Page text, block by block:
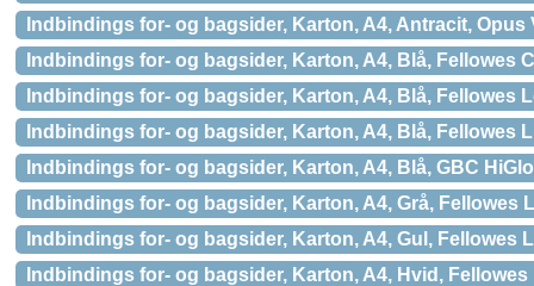
Indbindings for- og bagsider, Karton, A4, Antracit, Opus
Indbindings for- og bagsider, Karton, A4, Blå, Fellowes
Indbindings for- og bagsider, Karton, A4, Blå, Fellowes
Indbindings for- og bagsider, Karton, A4, Blå, Fellowes
Indbindings for- og bagsider, Karton, A4, Blå, GBC
Indbindings for- og bagsider, Karton, A4, Grå, Fellowes
Indbindings for- og bagsider, Karton, A4, Gul, Fellowes
Indbindings for- og bagsider, Karton, A4, Hvid,